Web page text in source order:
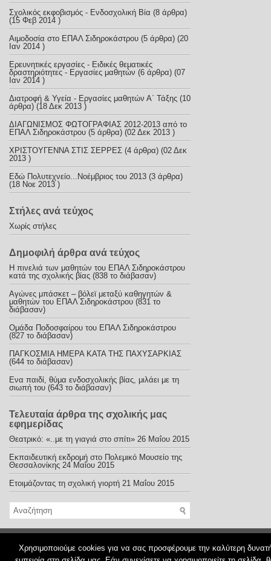
Σχολικός εκφοβισμός - Ενδοσχολική Βία (8 άρθρα)
(15 Φεβ 2014 )
Αιμοδοσία στο ΕΠΑΛ Σιδηροκάστρου (5 άρθρα) (20
Ιαν 2014 )
Ερευνητικές εργασίες - Ειδικές θεματικές
δραστηριότητες - Εργασίες μαθητών (6 άρθρα) (07
Ιαν 2014 )
Διατροφή & Υγεία - Εργασίες μαθητών Α΄ Τάξης (10
άρθρα) (18 Δεκ 2013 )
ΔΙΑΓΩΝΙΣΜΟΣ ΦΩΤΟΓΡΑΦΙΑΣ 2012-2013 από το
ΕΠΑΛ Σιδηροκάστρου (5 άρθρα) (02 Δεκ 2013 )
ΧΡΙΣΤΟΥΓΕΝΝΑ ΣΤΙΣ ΣΕΡΡΕΣ (4 άρθρα) (02 Δεκ
2013 )
Εδώ Πολυτεχνείο...Νοέμβριος του 2013 (3 άρθρα)
(18 Νοε 2013 )
Στήλες ανά τεύχος
Χωρίς στήλες
Δημοφιλή άρθρα ανά τεύχος
Η πινελιά των μαθητών του ΕΠΑΛ Σιδηροκάστρου
κατά της σχολικής βίας (838 το διάβασαν)
Αγώνες μπάσκετ – βόλεϊ μεταξύ καθηγητών &
μαθητών του ΕΠΑΛ Σιδηροκάστρου (831 το
διάβασαν)
Ομάδα Ποδοσφαίρου του ΕΠΑΛ Σιδηροκάστρου
(827 το διάβασαν)
ΠΑΓΚΟΣΜΙΑ ΗΜΕΡΑ ΚΑΤΑ ΤΗΣ ΠΑΧΥΣΑΡΚΙΑΣ
(644 το διάβασαν)
Ενα παιδί, θύμα ενδοσχολικής βίας, μιλάει με τη
σιωπή του (643 το διάβασαν)
Τελευταία άρθρα της σχολικής μας
εφημερίδας
Θεατρικό: «..με τη γιαγιά στο σπίτι» 26 Μαΐου 2015
Εκπαιδευτική εκδρομή στο Πολεμικό Μουσείο της
Θεσσαλονίκης 24 Μαΐου 2015
Ετοιμάζοντας τη σχολική γιορτή 21 Μαΐου 2015
© 2026Εφηβικές ανησυχίες
Χρησιμοποιούμε cookies για να σας προσφέρουμε την καλύτερη